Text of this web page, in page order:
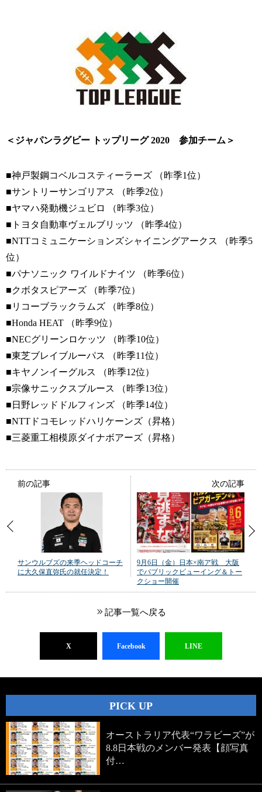
＜ジャパンラグビー トップリーグ 2020 参加チーム＞
■神戸製鋼コベルコスティーラーズ （昨季1位）
■サントリーサンゴリアス （昨季2位）
■ヤマハ発動機ジュビロ （昨季3位）
■トヨタ自動車ヴェルブリッツ （昨季4位）
■NTTコミュニケーションズシャイニングアークス （昨季5
位）
■パナソニック ワイルドナイツ （昨季6位）
■クボタスピアーズ （昨季7位）
■リコーブラックラムズ （昨季8位）
■Honda HEAT （昨季9位）
■NECグリーンロケッツ （昨季10位）
■東芝ブレイブルーパス （昨季11位）
■キヤノンイーグルス （昨季12位）
■宗像サニックスブルース （昨季13位）
■日野レッドドルフィンズ （昨季14位）
■NTTドコモレッドハリケーンズ（昇格）
■三菱重工相模原ダイナボアーズ（昇格）
前の記事
サンウルブズの来季ヘッドコーチ
に大久保直弥氏の就任決定！
次の記事
9月6日（金）日本×南ア戦 大阪
でパブリックビューイング＆トー
クショー開催
記事一覧へ戻る
X Facebook LINE
PICK UP
オーストラリア代表“ワラビーズ”が
8.8日本戦のメンバー発表【顔写真
付…